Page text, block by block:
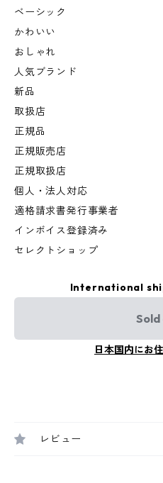
ベーシック
かわいい
おしゃれ
人気ブランド
新品
取扱店
正規品
正規販売店
正規取扱店
個人・法人対応
適格請求書発行事業者
インボイス登録済み
セレクトショップ
International
日本国内にお
レビュー